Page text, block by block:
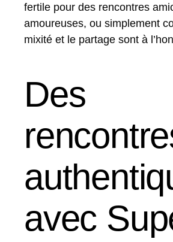
fertile pour des rencontres
amoureuses, ou simplement
mixité et le partage sont à
Des
avec